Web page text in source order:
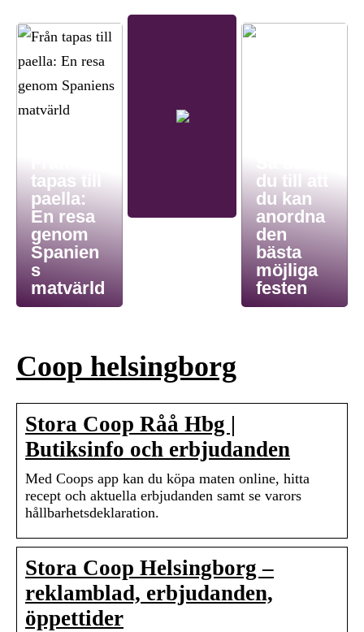
tapas till
paella:
En resa
genom
Spanien
s
matvärld
du till att
du kan
anordna
den
bästa
möjliga
festen
Coop helsingborg
Stora Coop Råå Hbg |
Butiksinfo och erbjudanden
Med Coops app kan du köpa maten online, hitta
recept och aktuella erbjudanden samt se varors
hållbarhetsdeklaration.
Stora Coop Helsingborg –
reklamblad, erbjudanden,
öppettider